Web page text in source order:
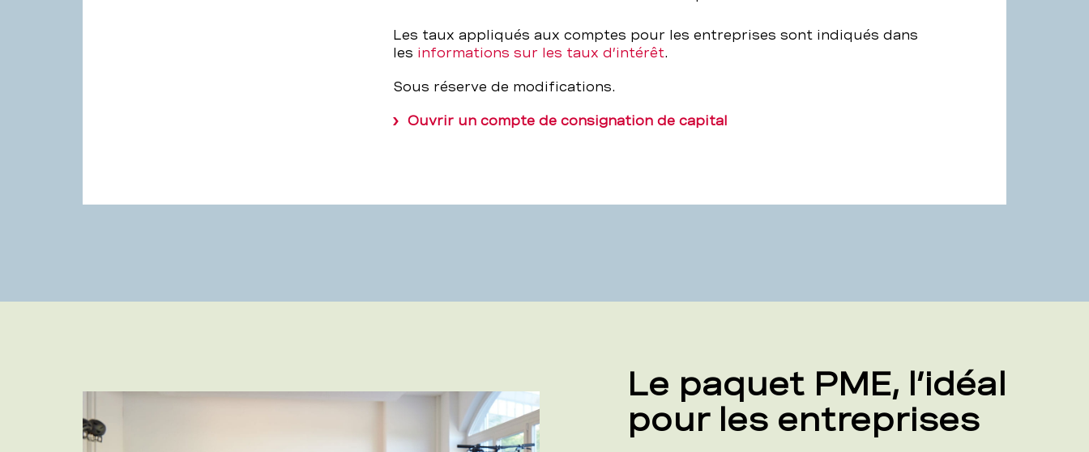
Les taux appliqués aux comptes pour les entreprises sont indiqués dans
les informations sur les taux d’intérêt.
Sous réserve de modifications.
Ouvrir un compte de consignation de capital
Le paquet PME, l’idéal
pour les entreprises